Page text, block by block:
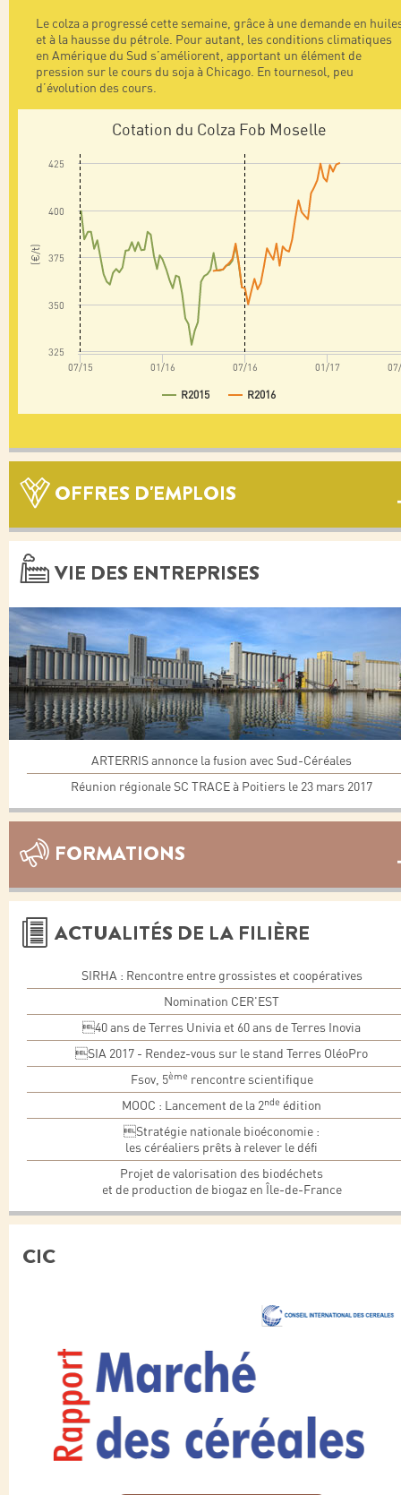
Le colza a progressé cette semaine, grâce à une demande en
et à la hausse du pétrole. Pour autant, les conditions climatiques
en Amérique du Sud s’améliorent, apportant un élément de
pression sur le cours du soja à Chicago. En tournesol, peu
d’évolution des cours.
(€/t)
Cotation du Colza Fob Moselle
R2015 R2016
07/15 01/16 07/16 01/17
325
350
375
400
425
OFFRES D'EMPLOIS
VIE DES ENTREPRISES
ARTERRIS annonce la fusion avec Sud-Céréales
Réunion régionale SC TRACE à Poitiers le 23 mars 2017
FORMATIONS
ACTUALITÉS DE LA FILIÈRE
SIRHA : Rencontre entre grossistes et coopératives
Nomination CER'EST
40 ans de Terres Univia et 60 ans de Terres Inovia
SIA 2017 - Rendez-vous sur le stand Terres OléoPro
Fsov, 5ème rencontre scientifique
MOOC : Lancement de la 2nde édition
Stratégie nationale bioéconomie :
les céréaliers prêts à relever le défi
Projet de valorisation des biodéchets
et de production de biogaz en Île-de-France
CIC